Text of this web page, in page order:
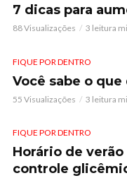
7 dicas para
88 Visualizações 3 leitura
FIQUE POR DENTRO
Você sabe o
55 Visualizações 3 leitura
FIQUE POR DENTRO
Horário de
controle